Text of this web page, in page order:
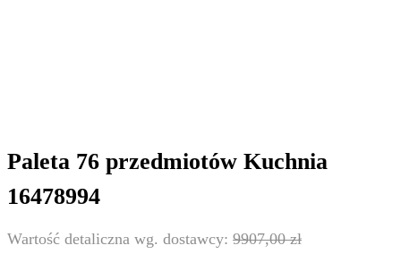
Paleta 76 przedmiotów Kuchnia
16478994
9907,00zł